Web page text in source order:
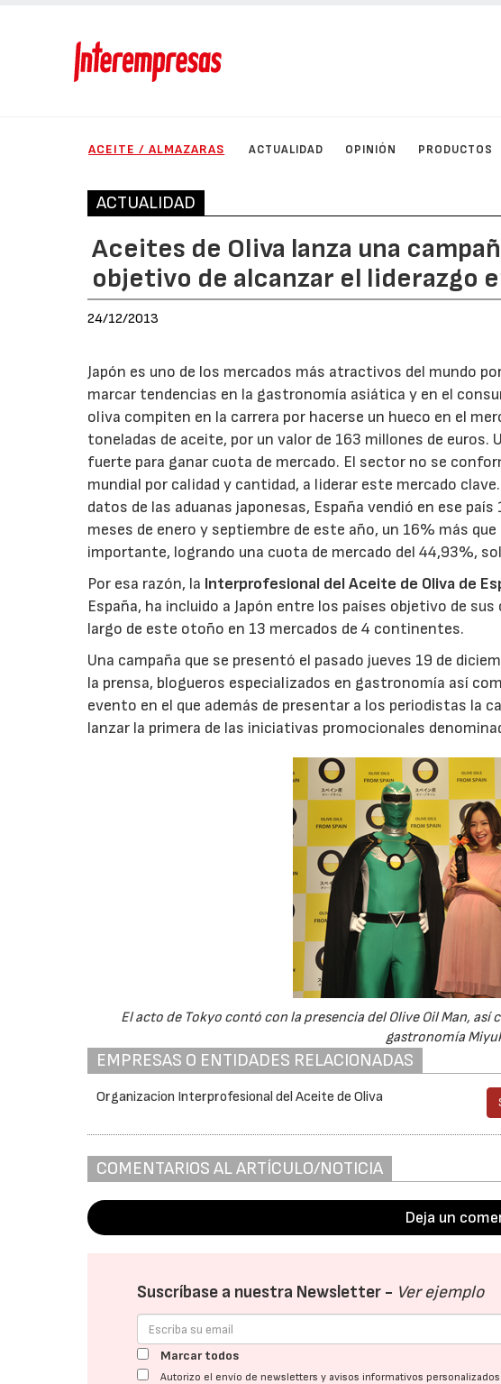
ACEITE / ALMAZARAS ACTUALIDAD OPINIÓN PRODUCTOS
ACTUALIDAD
Aceites de Oliva lanza una
objetivo de alcanzar el liderazgo
24/12/2013
Japón es uno de los mercados más atractivos del mundo
marcar tendencias en la gastronomía asiática y en el
oliva compiten en la carrera por hacerse un hueco en el
toneladas de aceite, por un valor de 163 millones de
fuerte para ganar cuota de mercado. El sector no se
mundial por calidad y cantidad, a liderar este mercado
datos de las aduanas japonesas, España vendió en ese
meses de enero y septiembre de este año, un 16% más
importante, logrando una cuota de mercado del 44,93%,
Por esa razón, la Interprofesional del Aceite de Oliva de
España, ha incluido a Japón entre los países objetivo de
largo de este otoño en 13 mercados de 4 continentes.
Una campaña que se presentó el pasado jueves 19 de
la prensa, blogueros especializados en gastronomía así
evento en el que además de presentar a los periodistas la
lanzar la primera de las iniciativas promocionales
El acto de Tokyo contó con la presencia del Olive Oil Man,
gastronomía
EMPRESAS O ENTIDADES RELACIONADAS
Organizacion Interprofesional del Aceite de Oliva
COMENTARIOS AL ARTÍCULO/NOTICIA
Deja un
Suscríbase a nuestra Newsletter - Ver ejemplo
Marcar todos
Autorizo el envío de newsletters y avisos informativos